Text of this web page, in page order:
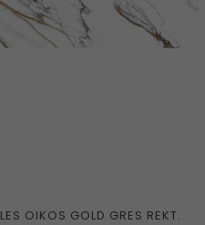
OIKOS GOLD GRES REKT.